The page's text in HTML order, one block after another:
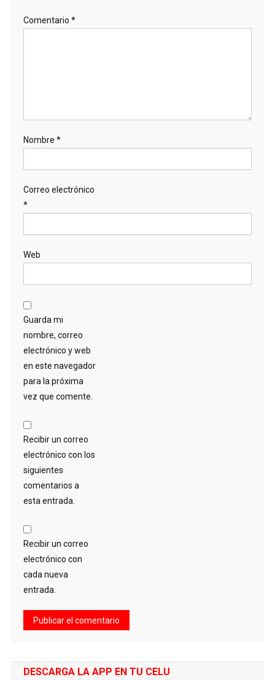
Comentario *
Nombre *
Correo electrónico
*
Web
Guarda mi
nombre, correo
electrónico y web
en este navegador
para la próxima
vez que comente.
Recibir un correo
electrónico con los
siguientes
comentarios a
esta entrada.
Recibir un correo
electrónico con
cada nueva
entrada.
DESCARGA LA APP EN TU CELU